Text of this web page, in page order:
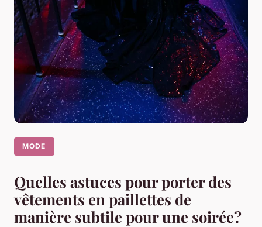
MODE
Quelles astuces pour porter des
vêtements en paillettes de
manière subtile pour une soirée?